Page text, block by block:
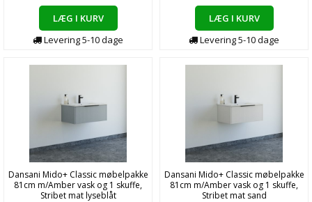
LÆG I KURV
Levering5-10dage
LÆG I KURV
Levering5-10dage
Dansani Mido+ Classic møbelpakke
81cm m/Amber vask og 1 skuffe,
Stribet mat lyseblåt
Dansani Mido+ Classic møbelpakke
81cm m/Amber vask og 1 skuffe,
Stribet mat sand